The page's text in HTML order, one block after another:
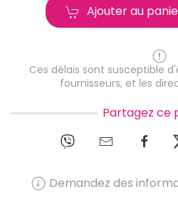
Ajouter au
Ces délais sont susceptible
fournisseurs, et les
Partagez ce
Demandez des